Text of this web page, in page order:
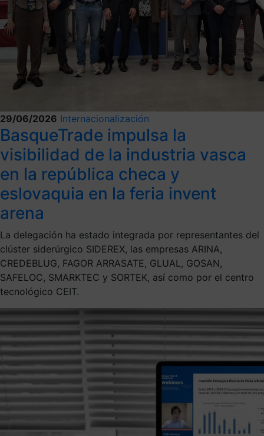
29/06/2026 Internacionalización
BasqueTrade impulsa la
visibilidad de la industria vasca
en la república checa y
eslovaquia en la feria invent
arena
La delegación ha estado integrada por representantes del
clúster siderúrgico SIDEREX, las empresas ARINA,
CREDEBLUG, FAGOR ARRASATE, GLUAL, GOSAN,
SAFELOC, SMARKTEC y SORTEK, así como por el centro
tecnológico CEIT.